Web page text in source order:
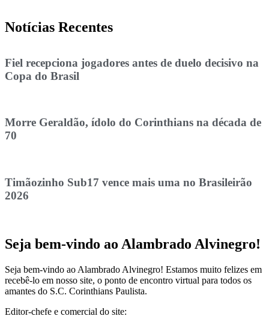
Notícias Recentes
Fiel recepciona jogadores antes de duelo decisivo na
Copa do Brasil
Morre Geraldão, ídolo do Corinthians na década de
70
Timãozinho Sub17 vence mais uma no Brasileirão
2026
Seja bem-vindo ao Alambrado Alvinegro!
Seja bem-vindo ao Alambrado Alvinegro! Estamos muito felizes em
recebê-lo em nosso site, o ponto de encontro virtual para todos os
amantes do S.C. Corinthians Paulista.
Editor-chefe e comercial do site: